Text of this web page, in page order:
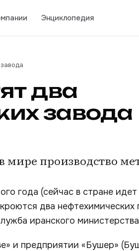
Энциклопедия
два
завода
мире производство
года (сейчас в стране идет
два нефтехимических
иранского
и предприятии «Бушер»